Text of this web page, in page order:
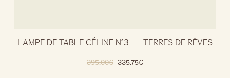
LAMPE DE TABLE CÉLINE N°3 — TERRES DE RÊVES
395.00€ 335.75€